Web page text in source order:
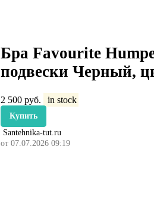
Бра Favourite
подвески Черный,
2 500 руб. in stock
Купить
Santehnika-tut.ru
от 07.07.2026 09:19